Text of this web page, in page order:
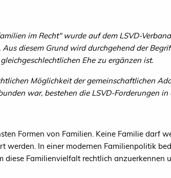
im Recht" wurde auf dem LSVD-
diesem Grund wird durchgehend der
Ehe zu ergänzen ist.
Möglichkeit der gemeinschaftlichen
war, bestehen die LSVD-Forderungen
Formen von Familien. Keine Familie darf
werden. In einer modernen Familienpolitik
diese Familienvielfalt rechtlich anzuerkennen